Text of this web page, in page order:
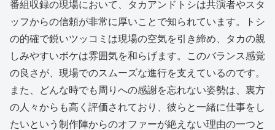
番組収録の現場において、タカアンドトシは共演者やスタ
ッフからの信頼が非常に厚いことで知られています。トシ
の的確で鋭いツッコミは現場の空気を引き締め、タカの親
しみやすいボケは雰囲気を和らげます。このバランス感覚
の良さが、現場でのスムーズな進行を支えているのです。
また、どんな時でも周りへの感謝を忘れない姿勢は、裏方
の人々からも高く評価されており、彼らと一緒に仕事をし
たいという制作陣からのオファーが絶えない理由の一つと